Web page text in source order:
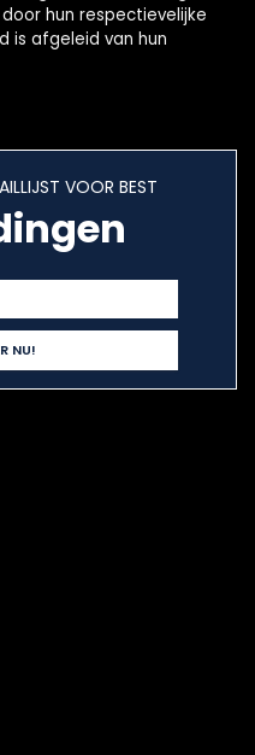
hun respectievelijke
is afgeleid van hun
VOOR BEST